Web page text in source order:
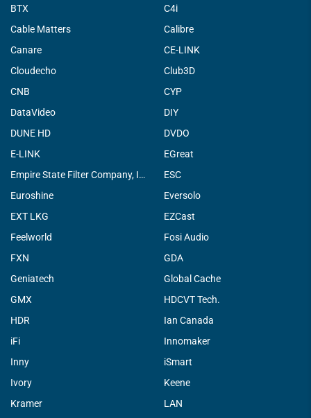
BTX
C4i
Cable Matters
Calibre
Canare
CE-LINK
Cloudecho
Club3D
CNB
CYP
DataVideo
DIY
DUNE HD
DVDO
E-LINK
EGreat
Empire State Filter Company, INC.
ESC
Euroshine
Eversolo
EXT LKG
EZCast
Feelworld
Fosi Audio
FXN
GDA
Geniatech
Global Cache
GMX
HDCVT Tech.
HDR
Ian Canada
iFi
Innomaker
Inny
iSmart
Ivory
Keene
Kramer
LAN